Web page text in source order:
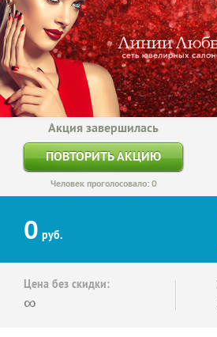
Акция завершилась
ПОВТОРИТЬ АКЦИЮ
Человек проголосовало: 0
0 руб.
Цена без скидки:
∞